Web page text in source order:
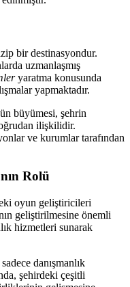
bir destinasyondur.
uzmanlaşmış
yaratma konusunda
yapmaktadır.
büyümesi, şehrin
ilişkilidir.
ve kurumlar tarafından
Rolü
oyun geliştiricileri
geliştirilmesine önemli
hizmetleri sunarak
danışmanlık
şehirdeki çeşitli